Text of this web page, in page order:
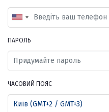
ПАРОЛЬ
ЧАСОВИЙ ПОЯС